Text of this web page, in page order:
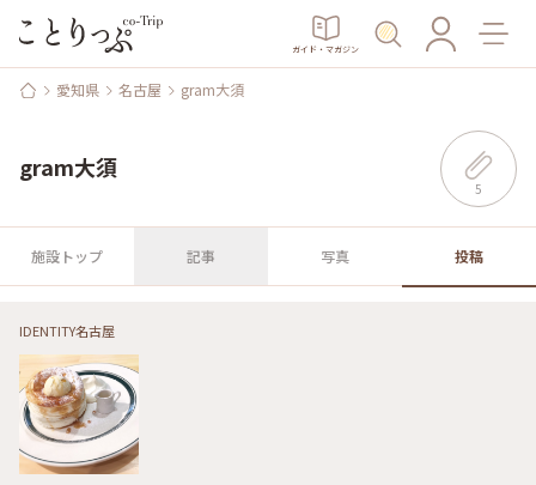
ガイド・マガジン
愛知県 名古屋 gram大須
gram大須
5
施設トップ 記事 写真 投稿
IDENTITY名古屋